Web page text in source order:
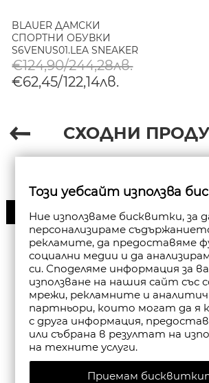
BLAUER ДАМСКИ
СПОРТНИ ОБУВКИ
S6VENUS01.LEA SNEAKER
TAUPE
€124,90/244,28лв.
€62,45/122,14лв.
СХОДНИ
30%
Този уебсайт използва
Ние използваме бисквитки, за
персонализираме
рекламите, да предоставяме
социални медии и да
си. Споделяме информация за
използване на нашия сайт със
мрежи, рекламните и
партньори, които могат да я
с друга информация,
или събрана в резултат на
на техните услуги.
Приемам